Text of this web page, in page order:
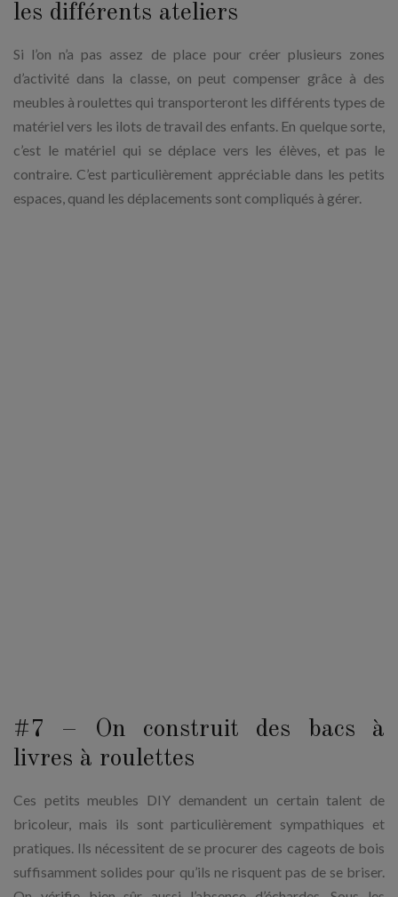
les différents ateliers
Si l’on n’a pas assez de place pour créer plusieurs zones
d’activité dans la classe, on peut compenser grâce à des
meubles à roulettes qui transporteront les différents types de
matériel vers les ilots de travail des enfants. En quelque sorte,
c’est le matériel qui se déplace vers les élèves, et pas le
contraire. C’est particulièrement appréciable dans les petits
espaces, quand les déplacements sont compliqués à gérer.
#7 – On construit des bacs à
livres à roulettes
Ces petits meubles DIY demandent un certain talent de
bricoleur, mais ils sont particulièrement sympathiques et
pratiques. Ils nécessitent de se procurer des cageots de bois
suffisamment solides pour qu’ils ne risquent pas de se briser.